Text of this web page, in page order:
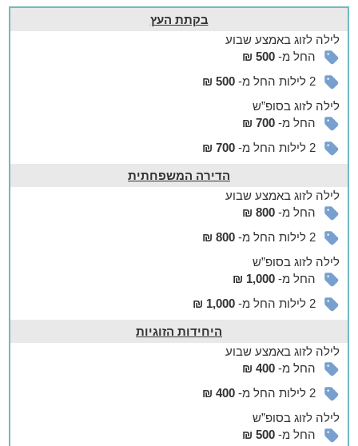
- 2 חדרי שינה עם מיטה זוגית ו-2 חדרי רחצה
- סלון מרווח עם פינות ישיבה נוחות
- מטבח המאובזר בפינת קפה, מקרר, כיריים, מיקרוגל וכלי מטבח
- הדירה נגישה לבעלי מוגבלויות - קבלת פרטי נגישות מול בעלי
המקום
סוויטה מקום של טעם - לאירוח עד 4 איש הכוללת:
- מיטה זוגית מרווחת וג'קוזי עגול ומפנק
- טלוויזיה עם חיבור לכבלים
- מטבחון עם פינת קפה, עוגיות ופינת אוכל זוגית
- מרפסת הצופה לעבר הרי הגליל
אצלנו בחצר
את היחידות מקיפה חצר צבעונית ומושקעת, עם מדשאות מטופחות,
מכוס יין על רקע הנוף, חנייה צמודה ותאורה לילית רומנטית.
להשלמת חווית האירוח תוכלו להזמין ארוחות בוקר וטיפולי ספא
בתוספת תשלום (בהזמנה מראש).
בסביבה
אטרקציות ופעילויות לכל המשפחה
בקתת העץ
לילהלזוג באמצע שבוע
החל מ-500 ₪
2 לילות החל מ-
500 ₪
לילהלזוג בסופ”ש
החל מ-700 ₪
2 לילות החל מ-
700 ₪
הדירה המשפחתית
לילהלזוג באמצע שבוע
החל מ-800 ₪
2 לילות החל מ-
800 ₪
לילהלזוג בסופ”ש
החל מ-1,000 ₪
2 לילות החל מ-
1,000 ₪
היחידות הזוגיות
לילהלזוג באמצע שבוע
החל מ-400 ₪
2 לילות החל מ-
400 ₪
לילהלזוג בסופ”ש
החל מ-500 ₪